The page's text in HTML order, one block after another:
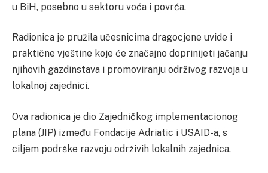
u BiH, posebno u sektoru voća i povrća.
Radionica je pružila učesnicima dragocjene uvide i
praktične vještine koje će značajno doprinijeti jačanju
njihovih gazdinstava i promoviranju održivog razvoja u
lokalnoj zajednici.
Ova radionica je dio Zajedničkog implementacionog
plana (JIP) između Fondacije Adriatic i USAID-a, s
ciljem podrške razvoju održivih lokalnih zajednica.